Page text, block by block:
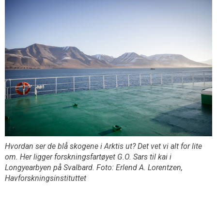
Hvordan ser de blå skogene i Arktis ut? Det vet vi alt for lite
om. Her ligger forskningsfartøyet G.O. Sars til kai i
Longyearbyen på Svalbard. Foto: Erlend A. Lorentzen,
Havforskningsinstituttet